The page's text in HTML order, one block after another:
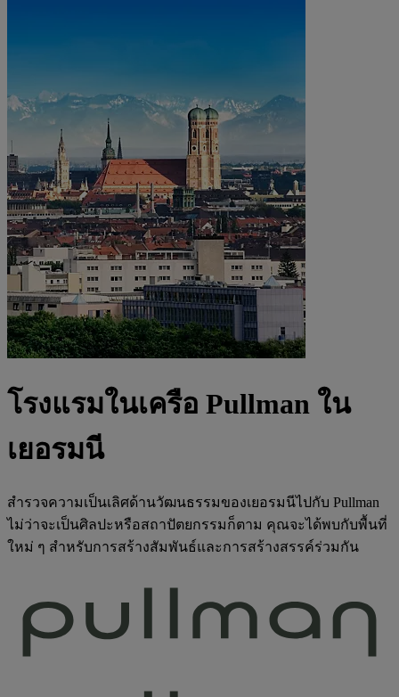
โรงแรมในเครือ Pullman ใน
เยอรมนี
สำรวจความเป็นเลิศด้านวัฒนธรรมของเยอรมนีไปกับ Pullman
ไม่ว่าจะเป็นศิลปะหรือสถาปัตยกรรมก็ตาม คุณจะได้พบกับพื้นที่
ใหม่ ๆ สำหรับการสร้างสัมพันธ์และการสร้างสรรค์ร่วมกัน